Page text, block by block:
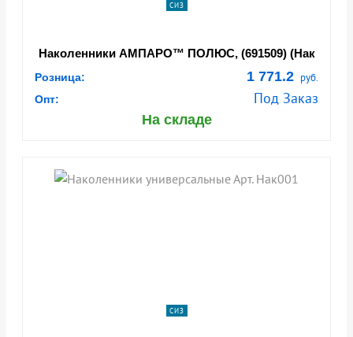
СИЗ
Наколенники АМПАРО™ ПОЛЮС, (691509) (Нак
Розница: 1 771.2 руб.
Опт: Под Заказ
На складе
СИЗ